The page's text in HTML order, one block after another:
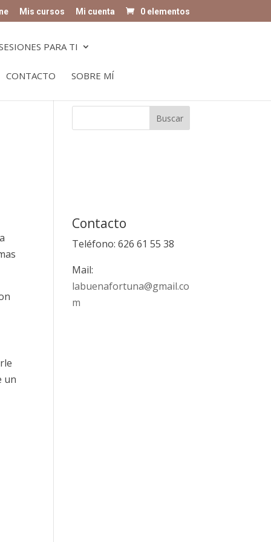
Mis cursos Mi cuenta 0 elementos
PARA TI
CONTACTO SOBRE MÍ
un
Contacto
Teléfono: 626 61 55 38
Mail:
labuenafortuna@gmail.co
m